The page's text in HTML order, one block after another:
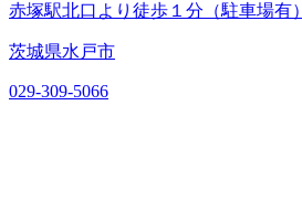
赤塚駅北口より徒歩１分（駐車場有）
茨城県水戸市
029-309-5066